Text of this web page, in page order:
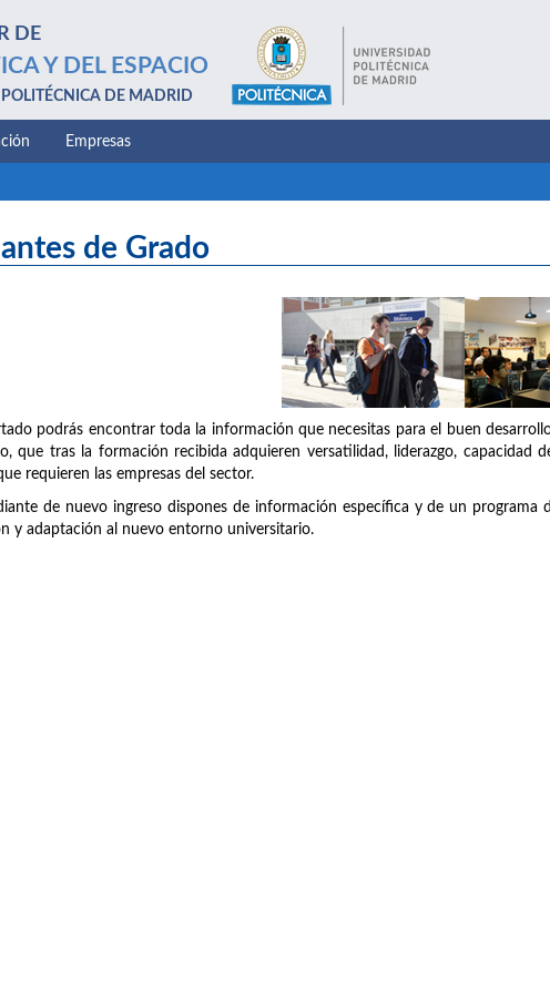
DE
Y DEL ESPACIO
DE MADRID
Empresas
de Grado
podrás encontrar toda la información que necesitas para el buen
que tras la formación recibida adquieren versatilidad, liderazgo, capacidad
requieren las empresas del sector.
de nuevo ingreso dispones de información específica y de un
y adaptación al nuevo entorno universitario.